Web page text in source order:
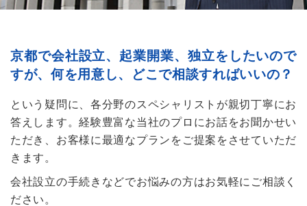
京都で会社設立、起業開業、独立をしたいので
すが、何を用意し、どこで相談すればいいの？
という疑問に、各分野のスペシャリストが親切丁寧にお
答えします。経験豊富な当社のプロにお話をお聞かせい
ただき、お客様に最適なプランをご提案をさせていただ
きます。
会社設立の手続きなどでお悩みの方はお気軽にご相談く
ださい。